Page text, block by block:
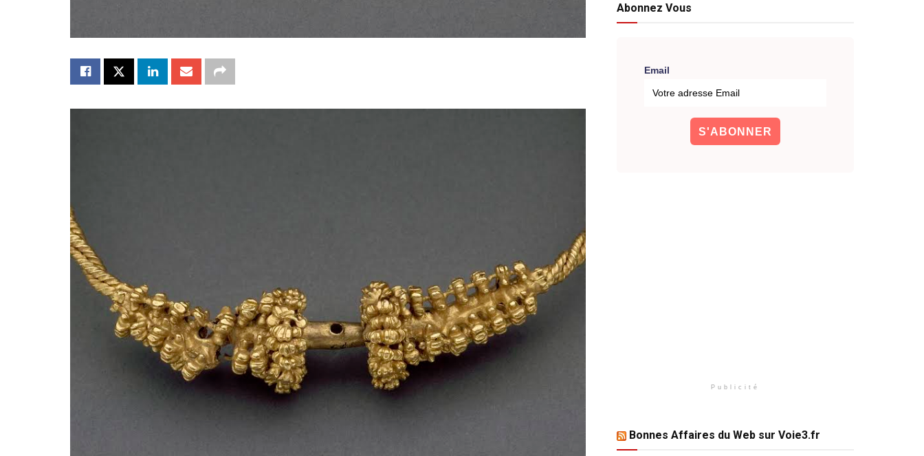
Abonnez Vous
Email
Publicité
Bonnes Affaires du Web sur Voie3.fr